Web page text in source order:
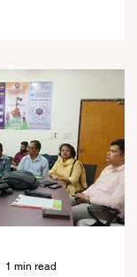
নির্দেশনামা জারি করা হয়।
কোনও পদে থাকা মার্শালকে
ঘটনা রাজ্যে এই প্রথম।
বিধায়কদের নিয়ে আয়োজিত
বা পরিচিতি শিবিরে দায়িত্ব
একা
1 min read